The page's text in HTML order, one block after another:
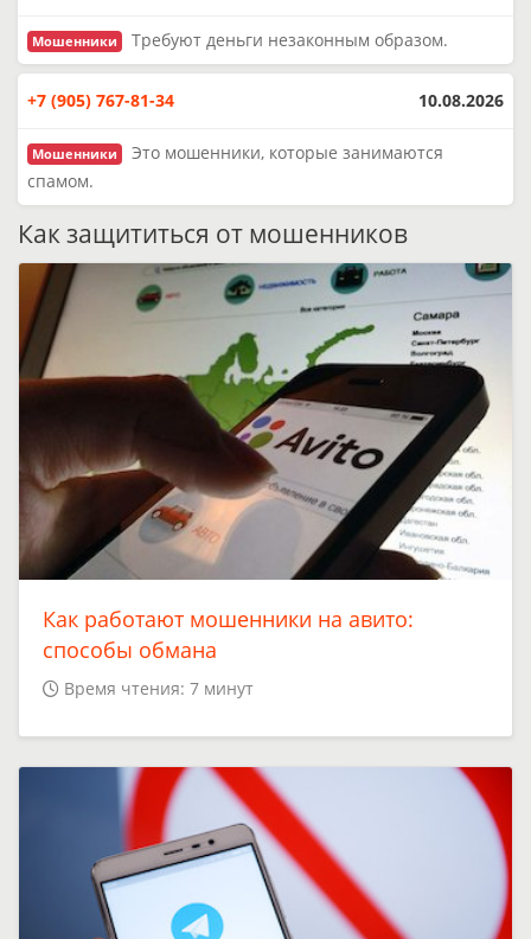
Мошенники Требуют деньги незаконным образом.
+7 (905) 767-81-34 10.08.2026
Мошенники
Это мошенники, которые занимаются
спамом.
Как защититься от мошенников
Как работают мошенники на авито:
способы обмана
Время чтения: 7 минут